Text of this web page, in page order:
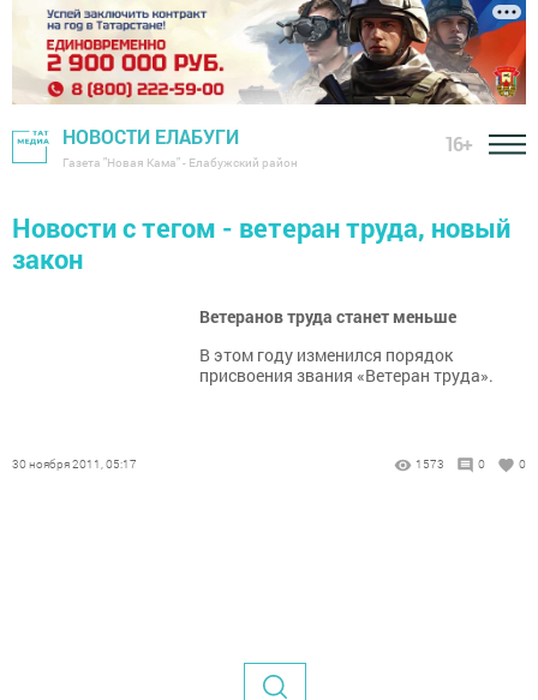
НОВОСТИ ЕЛАБУГИ
Газета "Новая Кама" - Елабужский район
16+
Новости с тегом - ветеран труда, новый
закон
Ветеранов труда станет меньше
В этом году изменился порядок
присвоения звания «Ветеран труда».
30 ноября 2011, 05:17 1573 0 0